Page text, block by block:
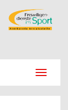
Toggle